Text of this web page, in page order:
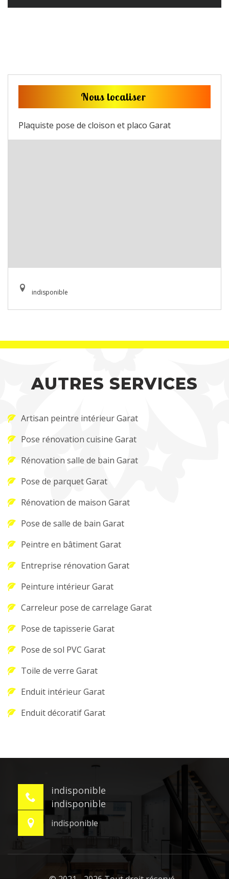
Nous localiser
Plaquiste pose de cloison et placo Garat
indisponible
AUTRES SERVICES
Artisan peintre intérieur Garat
Pose rénovation cuisine Garat
Rénovation salle de bain Garat
Pose de parquet Garat
Rénovation de maison Garat
Pose de salle de bain Garat
Peintre en bâtiment Garat
Entreprise rénovation Garat
Peinture intérieur Garat
Carreleur pose de carrelage Garat
Pose de tapisserie Garat
Pose de sol PVC Garat
Toile de verre Garat
Enduit intérieur Garat
Enduit décoratif Garat
indisponible
indisponible
indisponible